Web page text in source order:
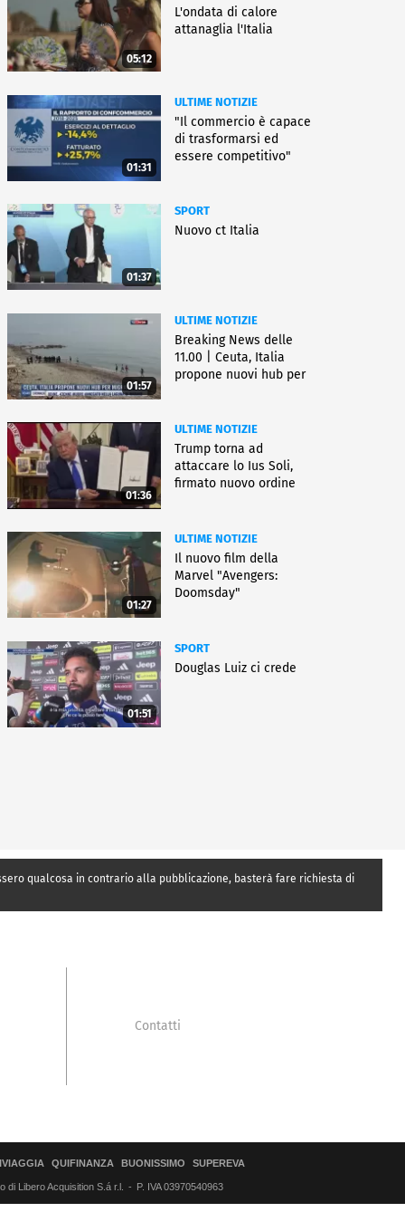
05:12
L'ondata di calore
attanaglia l'Italia
01:31
ULTIME NOTIZIE
"Il commercio è capace
di trasformarsi ed
essere competitivo"
01:37
SPORT
Nuovo ct Italia
01:57
ULTIME NOTIZIE
Breaking News delle
11.00 | Ceuta, Italia
propone nuovi hub per
01:36
ULTIME NOTIZIE
Trump torna ad
attaccare lo Ius Soli,
firmato nuovo ordine
01:27
ULTIME NOTIZIE
Il nuovo film della
Marvel "Avengers:
Doomsday"
01:51
SPORT
Douglas Luiz ci crede
qualcosa in contrario alla pubblicazione, basterà fare richiesta di
Contatti
QUIFINANZA BUONISSIMO SUPEREVA
Libero Acquisition S.á r.l. P. IVA 03970540963